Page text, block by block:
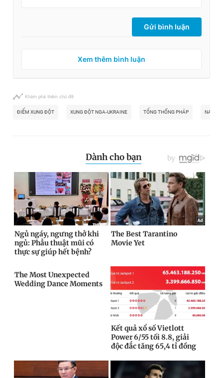
Gửi bình luận
Xem thêm bình luận
Khám phá thêm chủ đề
ĐIỂM XUNG ĐỘT XUNG ĐỘT NGA-UKRAINE TỔNG THỐNG PHÁP NATO